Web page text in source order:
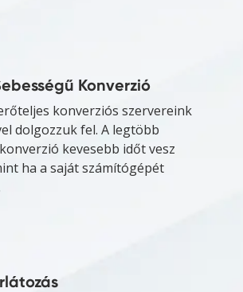
Konverzió
konverziós szervereink
dolgozzuk fel. A legtöbb
kevesebb időt vesz
ha a saját számítógépét